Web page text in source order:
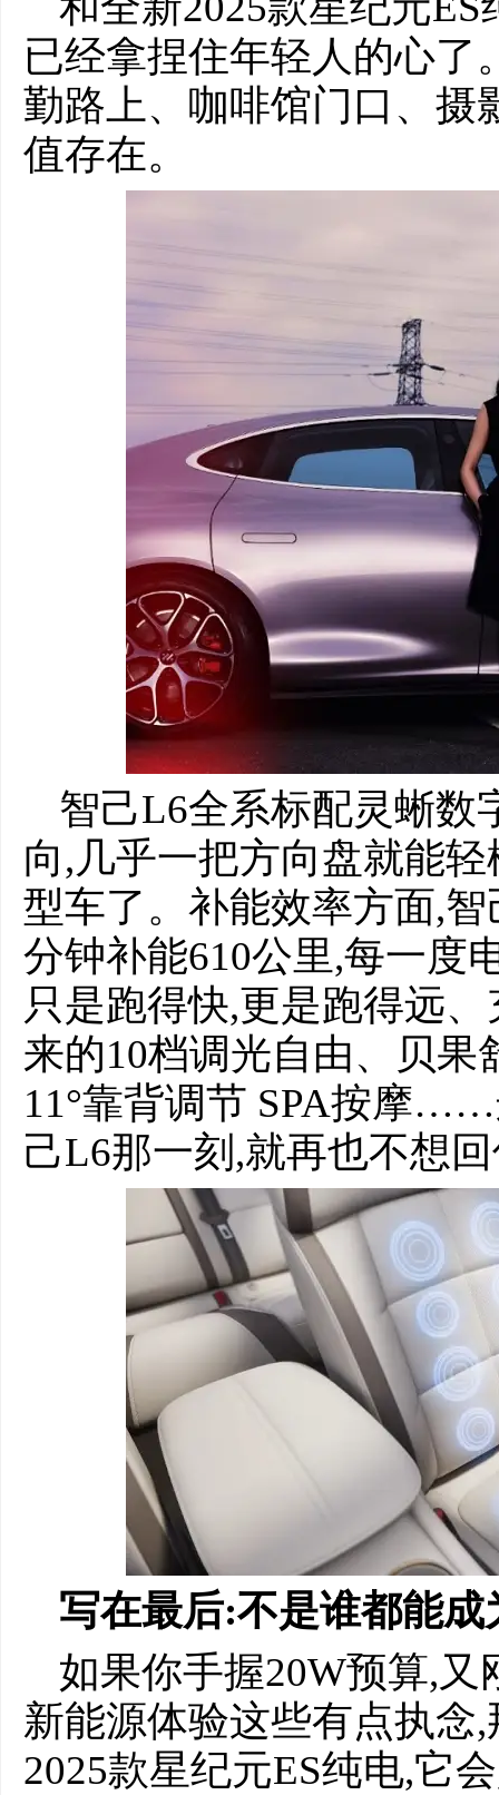
已经拿捏住年轻人的心了
勤路上、咖啡馆门口、摄
值存在。
智己L6全系标配灵蜥数
向,几乎一把方向盘就能
型车了。补能效率方面,
分钟补能610公里,每一度
只是跑得快,更是跑得远
来的10档调光自由、贝果
11°靠背调节 SPA按摩
己L6那一刻,就再也不想
写在最后:不是谁都能
如果你手握20W预算,
新能源体验这些有点执念
2025款星纪元ES纯电,它